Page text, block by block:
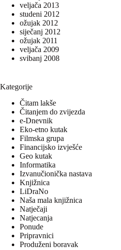
veljača 2013
studeni 2012
ožujak 2012
siječanj 2012
ožujak 2011
veljača 2009
svibanj 2008
Kategorije
Čitam lakše
Čitanjem do zvijezda
e-Dnevnik
Eko-etno kutak
Filmska grupa
Financijsko izvješće
Geo kutak
Informatika
Izvanučionička nastava
Knjižnica
LiDraNo
Naša mala knjižnica
Natječaji
Natjecanja
Ponude
Pripravnici
Produženi boravak